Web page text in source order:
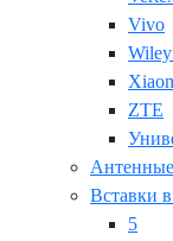
Vivo
ZTE
Вставки
5